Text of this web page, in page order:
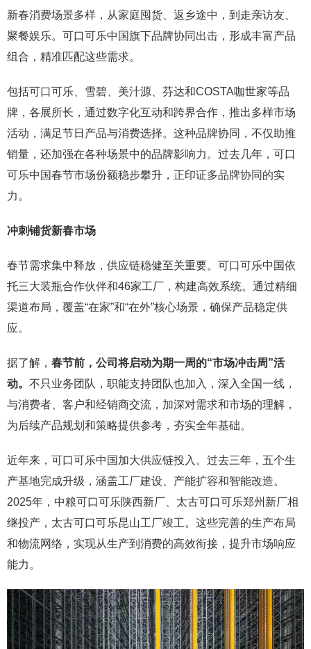
新春消费场景多样，从家庭囤货、返乡途中，到走亲访友、
聚餐娱乐。可口可乐中国旗下品牌协同出击，形成丰富产品
组合，精准匹配这些需求。
包括可口可乐、雪碧、美汁源、芬达和COSTA咖世家等品
牌，各展所长，通过数字化互动和跨界合作，推出多样市场
活动，满足节日产品与消费选择。这种品牌协同，不仅助推
销量，还加强在各种场景中的品牌影响力。过去几年，可口
可乐中国春节市场份额稳步攀升，正印证多品牌协同的实
力。
冲刺铺货新春市场
春节需求集中释放，供应链稳健至关重要。可口可乐中国依
托三大装瓶合作伙伴和46家工厂，构建高效系统。通过精细
渠道布局，覆盖“在家”和“在外”核心场景，确保产品稳定供
应。
据了解， 春节前，公司将启动为期一周的“市场冲击周”活
动。 不只业务团队，职能支持团队也加入，深入全国一线，
与消费者、客户和经销商交流，加深对需求和市场的理解，
为后续产品规划和策略提供参考，夯实全年基础。
近年来，可口可乐中国加大供应链投入。过去三年，五个生
产基地完成升级，涵盖工厂建设、产能扩容和智能改造。
2025年，中粮可口可乐陕西新厂、太古可口可乐郑州新厂相
继投产，太古可口可乐昆山工厂竣工。这些完善的生产布局
和物流网络，实现从生产到消费的高效衔接，提升市场响应
能力。